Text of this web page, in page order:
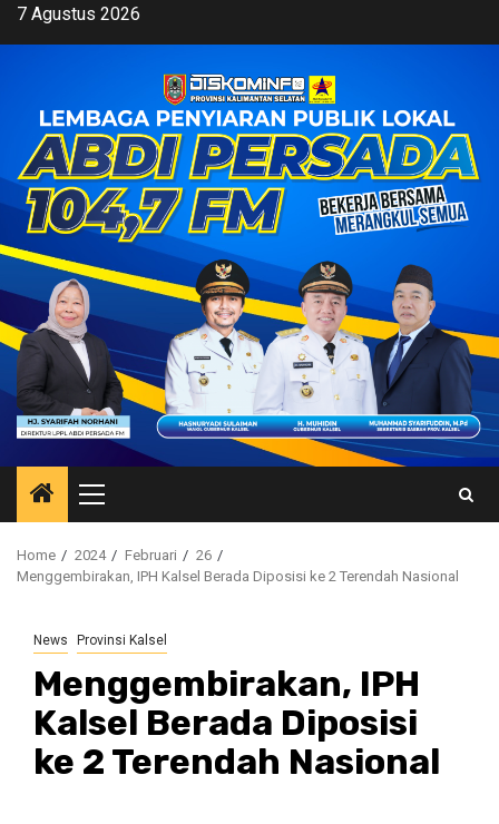
Skip7 Agustus 2026
Primary
Menu
Home 2024 Februari
26
Menggembirakan, IPH Kalsel Berada Diposisi ke 2 Terendah Nasional
News Provinsi Kalsel
Menggembirakan, IPH
Kalsel Berada Diposisi
ke 2 Terendah Nasional